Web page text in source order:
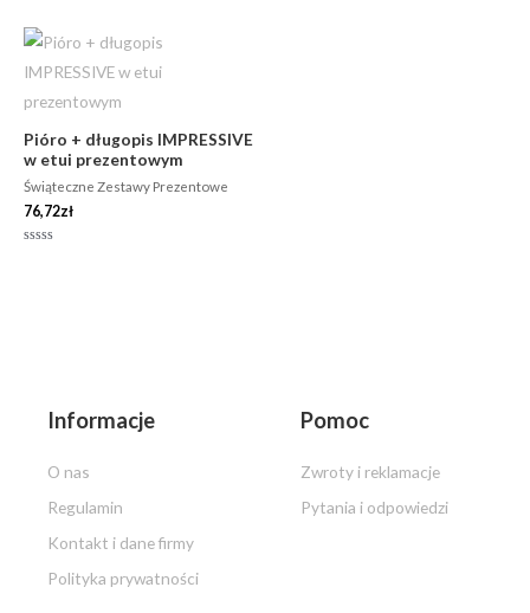
Pióro + długopis IMPRESSIVE
w etui prezentowym
Świąteczne Zestawy Prezentowe
76,72zł
Informacje
O nas
Regulamin
Kontakt i dane firmy
Polityka prywatności
Pomoc
Zwroty i reklamacje
Pytania i odpowiedzi